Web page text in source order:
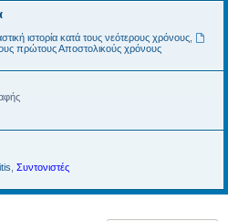
ιστορία κατά τους νεότερους χρόνους,
πρώτους Αποστολικούς χρόνους
Συντονιστές